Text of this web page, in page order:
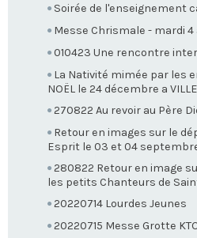
Soirée de l'enseignement
Messe Chrismale - mardi 4
010423 Une rencontre
La Nativité mimée par les
NOËL le 24 décembre a
270822 Au revoir au Père
Retour en images sur le
Esprit le 03 et 04
280822 Retour en image
les petits Chanteurs de
20220714 Lourdes Jeunes
20220715 Messe Grotte